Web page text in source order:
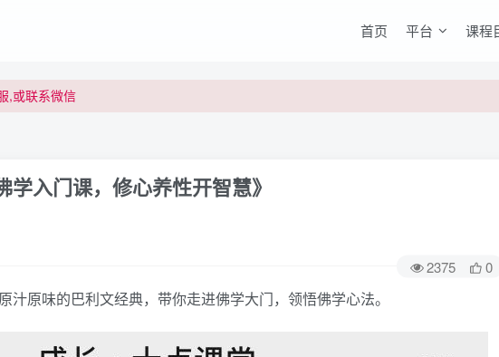
首页 平台 课程
或联系微信
,或联系微信
学入门课，修心养性开智慧》
2375 0
原味的巴利文经典，带你走进佛学大门，领悟佛学心法。